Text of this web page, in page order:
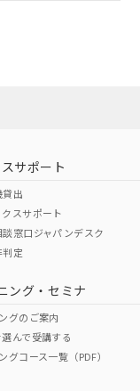
O
合状況ページへ
ご検索ください
サポート
貸出
スサポート
談窓口ジャパンデスク
定
ング・セミナ
グのご案内
んで受講する
グコース一覧（PDF）